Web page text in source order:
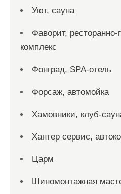
Уют, сауна
Фаворит, ресторанно-
комплекс
Фонград, SPA-отель
Форсаж, автомойка
Хамовники, клуб-
Хантер сервис,
Царм
Шиномонтажная